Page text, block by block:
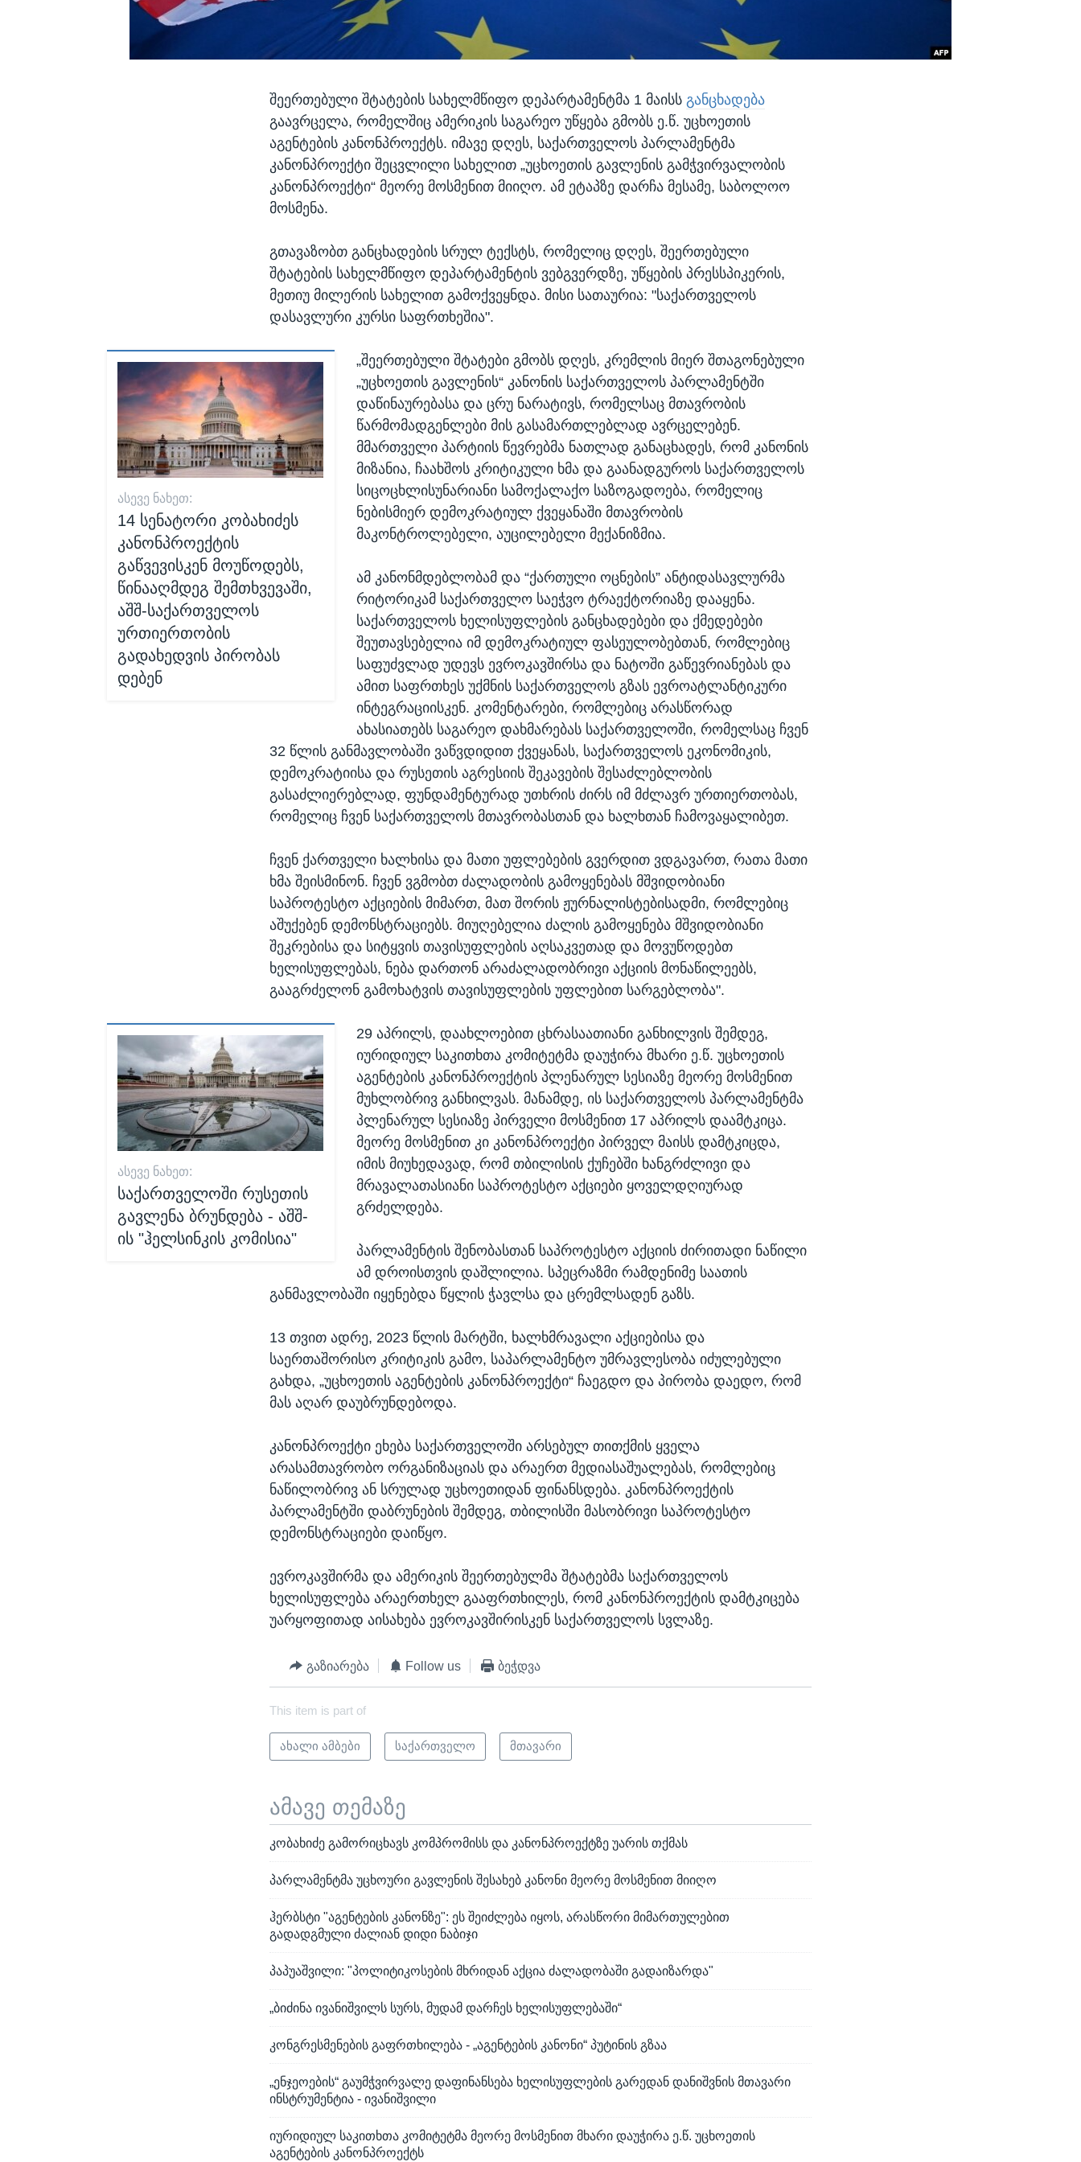
შეერთებული შტატების სახელმწიფო დეპარტამენტმა 1 მაისს განცხადება
გაავრცელა, რომელშიც ამერიკის საგარეო უწყება გმობს ე.წ. უცხოეთის
აგენტების კანონპროექტს. იმავე დღეს, საქართველოს პარლამენტმა
კანონპროექტი შეცვლილი სახელით „უცხოეთის გავლენის გამჭვირვალობის
კანონპროექტი“ მეორე მოსმენით მიიღო. ამ ეტაპზე დარჩა მესამე, საბოლოო
მოსმენა.
გთავაზობთ განცხადების სრულ ტექსტს, რომელიც დღეს, შეერთებული
შტატების სახელმწიფო დეპარტამენტის ვებგვერდზე, უწყების პრესსპიკერის,
მეთიუ მილერის სახელით გამოქვეყნდა. მისი სათაურია: "საქართველოს
დასავლური კურსი საფრთხეშია".
ᲐᲡᲔᲕᲔ ᲜᲐᲮᲔᲗ:
14 სენატორი კობახიძეს
კანონპროექტის
გაწვევისკენ მოუწოდებს,
წინააღმდეგ შემთხვევაში,
აშშ-საქართველოს
ურთიერთობის
გადახედვის პირობას
დებენ
„შეერთებული შტატები გმობს დღეს, კრემლის მიერ შთაგონებული
„უცხოეთის გავლენის“ კანონის საქართველოს პარლამენტში
დაწინაურებასა და ცრუ ნარატივს, რომელსაც მთავრობის
წარმომადგენლები მის გასამართლებლად ავრცელებენ.
მმართველი პარტიის წევრებმა ნათლად განაცხადეს, რომ კანონის
მიზანია, ჩაახშოს კრიტიკული ხმა და გაანადგუროს საქართველოს
სიცოცხლისუნარიანი სამოქალაქო საზოგადოება, რომელიც
ნებისმიერ დემოკრატიულ ქვეყანაში მთავრობის
მაკონტროლებელი, აუცილებელი მექანიზმია.
ამ კანონმდებლობამ და “ქართული ოცნების” ანტიდასავლურმა
რიტორიკამ საქართველო საეჭვო ტრაექტორიაზე დააყენა.
საქართველოს ხელისუფლების განცხადებები და ქმედებები
შეუთავსებელია იმ დემოკრატიულ ფასეულობებთან, რომლებიც
საფუძვლად უდევს ევროკავშირსა და ნატოში გაწევრიანებას და
ამით საფრთხეს უქმნის საქართველოს გზას ევროატლანტიკური
ინტეგრაციისკენ. კომენტარები, რომლებიც არასწორად
ახასიათებს საგარეო დახმარებას საქართველოში, რომელსაც ჩვენ
32 წლის განმავლობაში ვაწვდიდით ქვეყანას, საქართველოს ეკონომიკის,
დემოკრატიისა და რუსეთის აგრესიის შეკავების შესაძლებლობის
გასაძლიერებლად, ფუნდამენტურად უთხრის ძირს იმ მძლავრ ურთიერთობას,
რომელიც ჩვენ საქართველოს მთავრობასთან და ხალხთან ჩამოვაყალიბეთ.
ჩვენ ქართველი ხალხისა და მათი უფლებების გვერდით ვდგავართ, რათა მათი
ხმა შეისმინონ. ჩვენ ვგმობთ ძალადობის გამოყენებას მშვიდობიანი
საპროტესტო აქციების მიმართ, მათ შორის ჟურნალისტებისადმი, რომლებიც
აშუქებენ დემონსტრაციებს. მიუღებელია ძალის გამოყენება მშვიდობიანი
შეკრებისა და სიტყვის თავისუფლების აღსაკვეთად და მოვუწოდებთ
ხელისუფლებას, ნება დართონ არაძალადობრივი აქციის მონაწილეებს,
გააგრძელონ გამოხატვის თავისუფლების უფლებით სარგებლობა".
ᲐᲡᲔᲕᲔ ᲜᲐᲮᲔᲗ:
საქართველოში რუსეთის
გავლენა ბრუნდება - აშშ-
ის "ჰელსინკის კომისია"
29 აპრილს, დაახლოებით ცხრასაათიანი განხილვის შემდეგ,
იურიდიულ საკითხთა კომიტეტმა დაუჭირა მხარი ე.წ. უცხოეთის
აგენტების კანონპროექტის პლენარულ სესიაზე მეორე მოსმენით
მუხლობრივ განხილვას. მანამდე, ის საქართველოს პარლამენტმა
პლენარულ სესიაზე პირველი მოსმენით 17 აპრილს დაამტკიცა.
მეორე მოსმენით კი კანონპროექტი პირველ მაისს დამტკიცდა,
იმის მიუხედავად, რომ თბილისის ქუჩებში ხანგრძლივი და
მრავალათასიანი საპროტესტო აქციები ყოველდღიურად
გრძელდება.
პარლამენტის შენობასთან საპროტესტო აქციის ძირითადი ნაწილი
ამ დროისთვის დაშლილია. სპეცრაზმი რამდენიმე საათის
განმავლობაში იყენებდა წყლის ჭავლსა და ცრემლსადენ გაზს.
13 თვით ადრე, 2023 წლის მარტში, ხალხმრავალი აქციებისა და
საერთაშორისო კრიტიკის გამო, საპარლამენტო უმრავლესობა იძულებული
გახდა, „უცხოეთის აგენტების კანონპროექტი“ ჩაეგდო და პირობა დაედო, რომ
მას აღარ დაუბრუნდებოდა.
კანონპროექტი ეხება საქართველოში არსებულ თითქმის ყველა
არასამთავრობო ორგანიზაციას და არაერთ მედიასაშუალებას, რომლებიც
ნაწილობრივ ან სრულად უცხოეთიდან ფინანსდება. კანონპროექტის
პარლამენტში დაბრუნების შემდეგ, თბილისში მასობრივი საპროტესტო
დემონსტრაციები დაიწყო.
ევროკავშირმა და ამერიკის შეერთებულმა შტატებმა საქართველოს
ხელისუფლება არაერთხელ გააფრთხილეს, რომ კანონპროექტის დამტკიცება
უარყოფითად აისახება ევროკავშირისკენ საქართველოს სვლაზე.
გაზიარება Follow us ბეჭდვა
This item is part of
ახალი ამბები საქართველო მთავარი
ამავე თემაზე
კობახიძე გამორიცხავს კომპრომისს და კანონპროექტზე უარის თქმას
პარლამენტმა უცხოური გავლენის შესახებ კანონი მეორე მოსმენით მიიღო
ჰერბსტი "აგენტების კანონზე": ეს შეიძლება იყოს, არასწორი მიმართულებით
გადადგმული ძალიან დიდი ნაბიჯი
პაპუაშვილი: "პოლიტიკოსების მხრიდან აქცია ძალადობაში გადაიზარდა"
„ბიძინა ივანიშვილს სურს, მუდამ დარჩეს ხელისუფლებაში“
კონგრესმენების გაფრთხილება - „აგენტების კანონი“ პუტინის გზაა
„ენჯეოების“ გაუმჭვირვალე დაფინანსება ხელისუფლების გარედან დანიშვნის მთავარი
ინსტრუმენტია - ივანიშვილი
იურიდიულ საკითხთა კომიტეტმა მეორე მოსმენით მხარი დაუჭირა ე.წ. უცხოეთის
აგენტების კანონპროექტს